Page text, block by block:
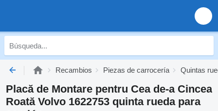
Recambios Piezas de carrocería Quintas
Placă de Montare pentru Cea de-a Cincea
Roată Volvo 1622753 quinta rueda para